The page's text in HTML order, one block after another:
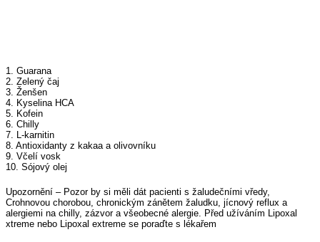
1. Guarana
2. Zelený čaj
3. Ženšen
4. Kyselina HCA
5. Kofein
6. Chilly
7. L-karnitin
8. Antioxidanty z kakaa a olivovníku
9. Včelí vosk
10. Sójový olej
Upozornění – Pozor by si měli dát pacienti s žaludečními vředy,
Crohnovou chorobou, chronickým zánětem žaludku, jícnový reflux a
alergiemi na chilly, zázvor a všeobecné alergie. Před užíváním Lipoxal
xtreme nebo Lipoxal extreme se poraďte s lékařem